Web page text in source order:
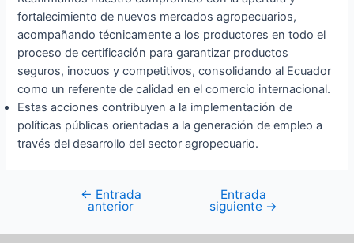
fortalecimiento de nuevos mercados agropecuarios,
acompañando técnicamente a los productores en todo el
proceso de certificación para garantizar productos
seguros, inocuos y competitivos, consolidando al Ecuador
como un referente de calidad en el comercio internacional.
Estas acciones contribuyen a la implementación de
políticas públicas orientadas a la generación de empleo a
través del desarrollo del sector agropecuario.
← Entrada
anterior
Entrada
siguiente →